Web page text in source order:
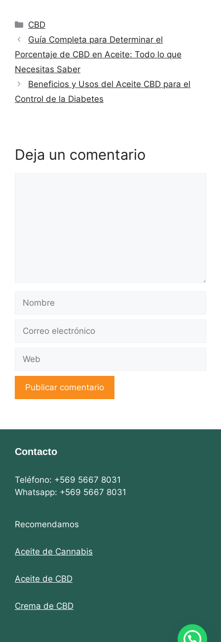
Categorías
CBD
Guía Completa para Determinar el
Porcentaje de CBD en Aceite: Todo lo que
Necesitas Saber
Beneficios y Usos del Aceite CBD para el
Control de la Diabetes
Deja un comentario
Nombre
Correo
Web
Contacto
Teléfono: +569 5667 8031
Whatsapp: +569 5667 8031
Recomendamos
Aceite de Cannabis
Aceite de CBD
Crema de CBD